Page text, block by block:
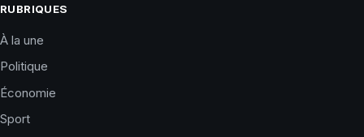
RUBRIQUES
À la une
Politique
Économie
Sport